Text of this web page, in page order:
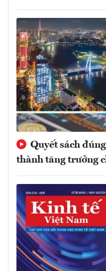
Quyết sách
thành tăng trưởng